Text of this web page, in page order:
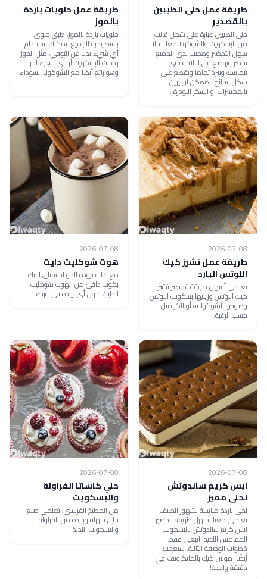
طريقة عمل حلى الطيبين
بالقصدير
حلى الطيبين عبارة على شكل قالب
من البسكويت والشوكولا معا ، حلا
سهل التحضير ومحبب لدى الجميع
يحضر ويوضع في الثلاجة حتى
يتماسك ويبرد تماما ويقطع على
شكل شرائح ، ممكن ان يزين
بالمكسرات او السكر البودرة .
طريقة عمل حلويات باردة
بالموز
حلويات باردة بالموز، طبق حلوى
بسيط يحبه الجميع، يمكنك استخدام
أي شيء بدلا عن التوفي، مثل الجوز
وفتات البسكويت أو أي شيء آخر.
وهو رائع أيضا مع الشوكولا السوداء
.
2026-07-08
طريقة عمل تشيز كيك
اللوتس البارد
تعلمي أسهل طريقة تحضير تشيز
كيك اللوتس وزينيها بسكويت اللوتس
وصوص الشوكولاته أو الكراميل
حسب الرغبة.
2026-07-08
هوت شوكليت دايت
مع بداية برودة الجو استقبلي ليلتك
بكوب دافئ من الهوت شوكليت
الدايت بدون أي زيادة في وزنك.
2026-07-08
ايس كريم ساندوتش
لحلى مميز
لحي باردة مناسية لشهور الصيف
تعلمي معنا أشهل طريقة لتحضير
ايس كريم ساندوتش بالبسكويت
المقرمش اللذيذ، اتبعي فقط
خطوات الوصفة التالية. سيعجبك
أيضًا: مولتن كيك بالمايكرويف في
دقيقة واحدة!
2026-07-08
حلي كاساتا الفراولة
والبسكويت
من المطبخ الفرنسي، تعلمي صنع
حلي سهلة وباردة من الفراولة
والبسكويت اللذيذ.